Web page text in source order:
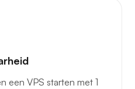
een VPS starten met 1